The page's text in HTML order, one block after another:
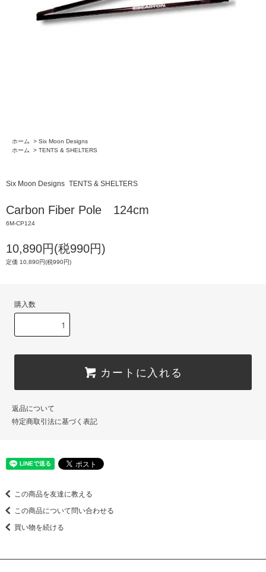
ホーム > Six Moon Designs
ホーム
> TENTS & SHELTERS
Six Moon Designs TENTS & SHELTERS
Carbon Fiber Pole 124cm
6M-CP124
10,890円(税990円)
定価 10,890円(税990円)
購入数
カートに入れる
返品について
特定商取引法に基づく表記
この商品を友達に教える
この商品について問い合わせる
買い物を続ける